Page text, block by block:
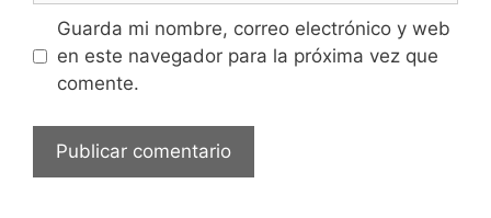
Guarda mi nombre, correo electrónico y web
en este navegador para la próxima vez que
comente.